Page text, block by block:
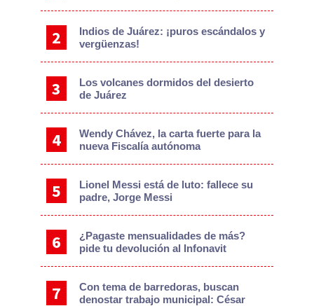
Indios de Juárez: ¡puros escándalos y
vergüenzas!
Los volcanes dormidos del desierto
de Juárez
Wendy Chávez, la carta fuerte para la
nueva Fiscalía autónoma
Lionel Messi está de luto: fallece su
padre, Jorge Messi
¿Pagaste mensualidades de más?
pide tu devolución al Infonavit
Con tema de barredoras, buscan
denostar trabajo municipal: César